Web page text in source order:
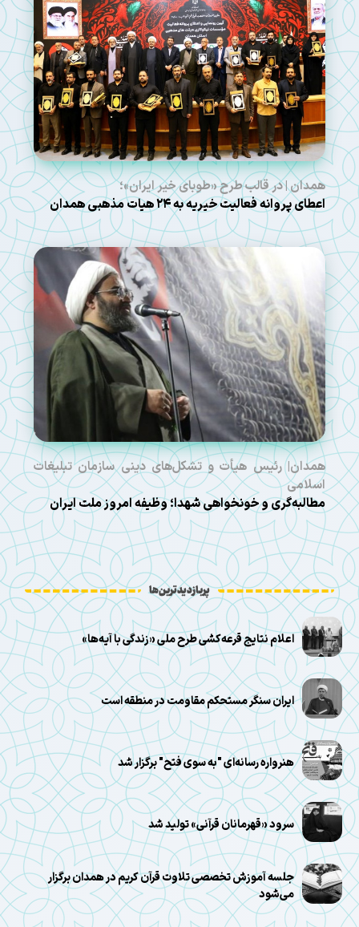
همدان | در قالب طرح «طوبای خیر ایران»؛
اعطای پروانه فعالیت خیریه به ۲۴ هیات مذهبی همدان
همدان| رئیس هیأت و تشکل‌های دینی سازمان تبلیغات
اسلامی
مطالبه‌گری و خونخواهی شهدا؛ وظیفه امروز ملت ایران
پربازدیدترین‌ها
اعلام نتایج قرعه‌کشی طرح ملی «زندگی با آیه‌ها»
ایران سنگر مستحکم مقاومت در منطقه است
هنرواره رسانه‌ای "به سوی فتح" برگزار شد
سرود «قهرمانان قرآنی» تولید شد
جلسه آموزش تخصصی تلاوت قرآن کریم در همدان برگزار
می‌شود